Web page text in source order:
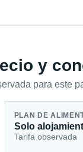
y
para este
PLAN DE
Solo
Tarifa observada